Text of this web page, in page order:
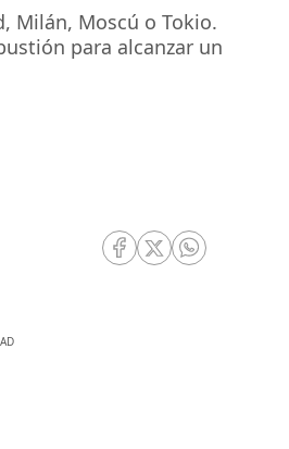
Milán, Moscú o Tokio.
para alcanzar un
RRSS Facebook
RRSS Twitter
RRSS